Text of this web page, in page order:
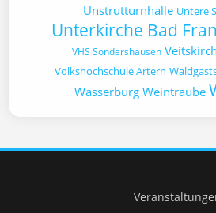
Unstrutturnhalle Untere
Unterkirche Bad
VHS Sondershausen
Volkshochschule Artern
Wasserburg Weintraube